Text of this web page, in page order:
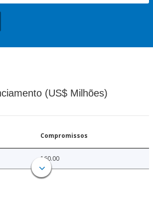
(US$ Milhões)
Compromissos
160.00